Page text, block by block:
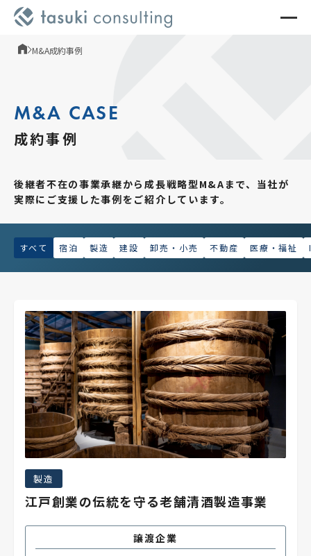
M&A成約事例
M&A CASE
成約事例
後継者不在の事業承継から成長戦略型M&Aまで、 当社が
実際にご支援した事例をご紹介しています。
すべて 宿泊 製造 建設 卸売・小売 不動産 医療・福祉
製造
江戸創業の伝統を守る老舗清酒製造事業
譲渡企業